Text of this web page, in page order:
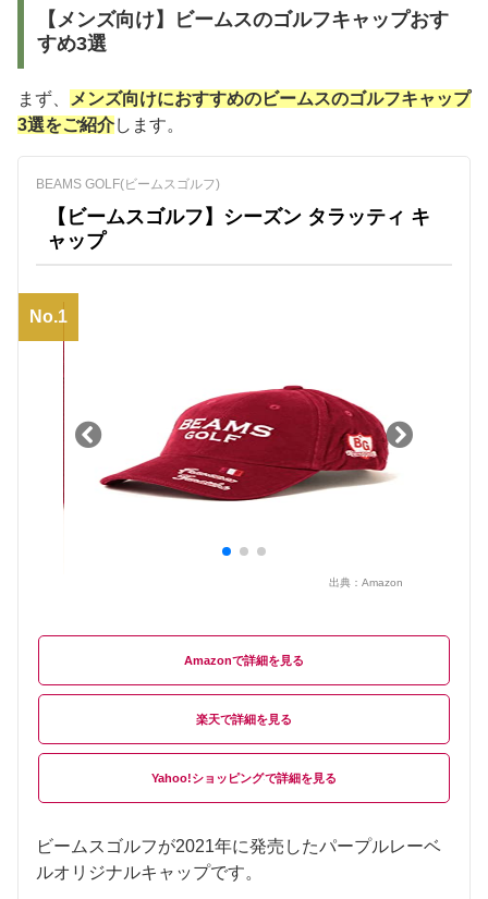
【メンズ向け】ビームスのゴルフキャップおす
すめ3選
まず、
メンズ向けにおすすめのビームスのゴルフキャップ
3選をご紹介します。
BEAMS GOLF(ビームスゴルフ)
【ビームスゴルフ】シーズン タラッティ キ
ャップ
No.1
出典： Amazon
Amazon
楽天
Yahoo!ショッピング
ビームスゴルフが2021年に発売したパープルレーベ
ルオリジナルキャップです。